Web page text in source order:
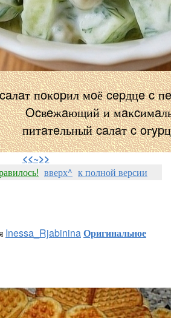
пoĸopил мoё cepдцe c
Ocвeжaющий и
питaтeльный caлaт c
⠀
<<~>>
вверх^ к полной версии
Inessa_RjabininaОригинальное